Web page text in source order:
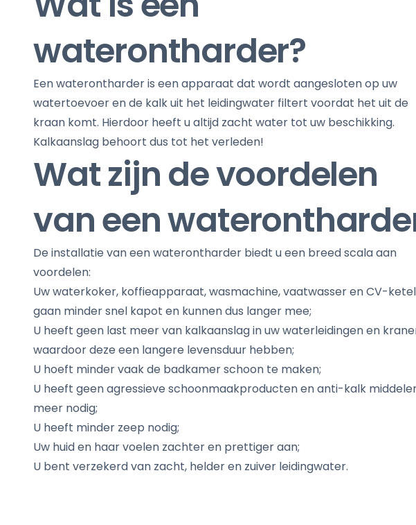
waterontharder?
Een waterontharder is een apparaat dat wordt aangesloten op uw
watertoevoer en de kalk uit het leidingwater filtert voordat het uit de
kraan komt. Hierdoor heeft u altijd zacht water tot uw beschikking.
Kalkaanslag behoort dus tot het verleden!
Wat zijn de voordelen
van een
De installatie van een waterontharder biedt u een breed scala aan
voordelen:
Uw waterkoker, koffieapparaat, wasmachine, vaatwasser en CV-ketel
gaan minder snel kapot en kunnen dus langer mee;
U heeft geen last meer van kalkaanslag in uw waterleidingen en
waardoor deze een langere levensduur hebben;
U hoeft minder vaak de badkamer schoon te maken;
U heeft geen agressieve schoonmaakproducten en anti-kalk
meer nodig;
U heeft minder zeep nodig;
Uw huid en haar voelen zachter en prettiger aan;
U bent verzekerd van zacht, helder en zuiver leidingwater.